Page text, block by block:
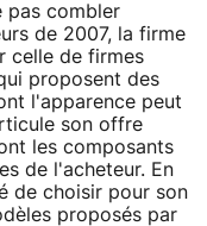
pas combler
de 2007, la firme
celle de firmes
proposent des
l'apparence peut
son offre
les composants
de l'acheteur. En
de choisir pour son
proposés par